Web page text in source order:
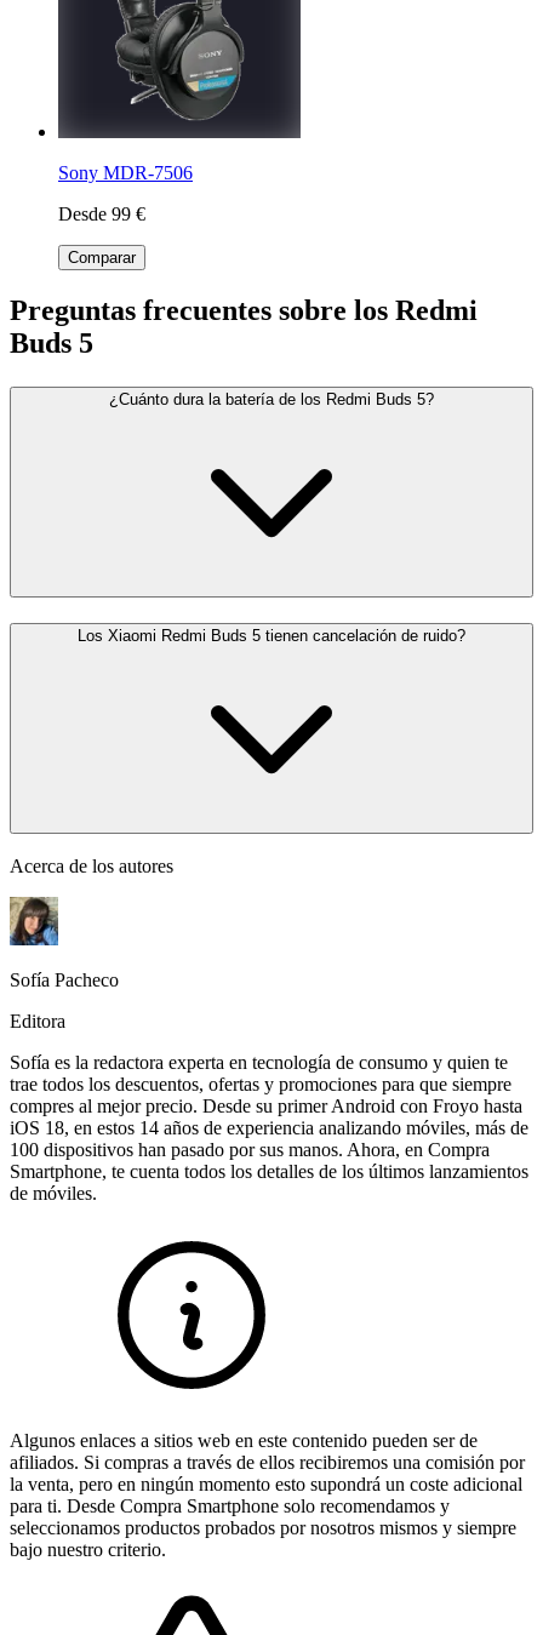
Sony MDR-7506
Desde 99 €
Comparar
Preguntas frecuentes sobre los Redmi
Buds 5
¿Cuánto dura la batería de los Redmi Buds 5?
Los Xiaomi Redmi Buds 5 tienen cancelación de ruido?
Acerca de los autores
Sofía Pacheco
Editora
Sofía es la redactora experta en tecnología de consumo y quien te
trae todos los descuentos, ofertas y promociones para que siempre
compres al mejor precio. Desde su primer Android con Froyo hasta
iOS 18, en estos 14 años de experiencia analizando móviles, más de
100 dispositivos han pasado por sus manos. Ahora, en Compra
Smartphone, te cuenta todos los detalles de los últimos lanzamientos
de móviles.
Algunos enlaces a sitios web en este contenido pueden ser de
afiliados. Si compras a través de ellos recibiremos una comisión por
la venta, pero en ningún momento esto supondrá un coste adicional
para ti. Desde Compra Smartphone solo recomendamos y
seleccionamos productos probados por nosotros mismos y siempre
bajo nuestro criterio.